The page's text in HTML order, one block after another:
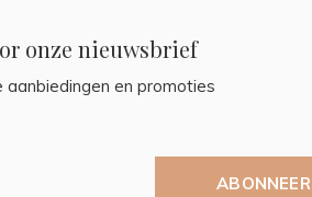
onze nieuwsbrief
en promoties
ABONNEER